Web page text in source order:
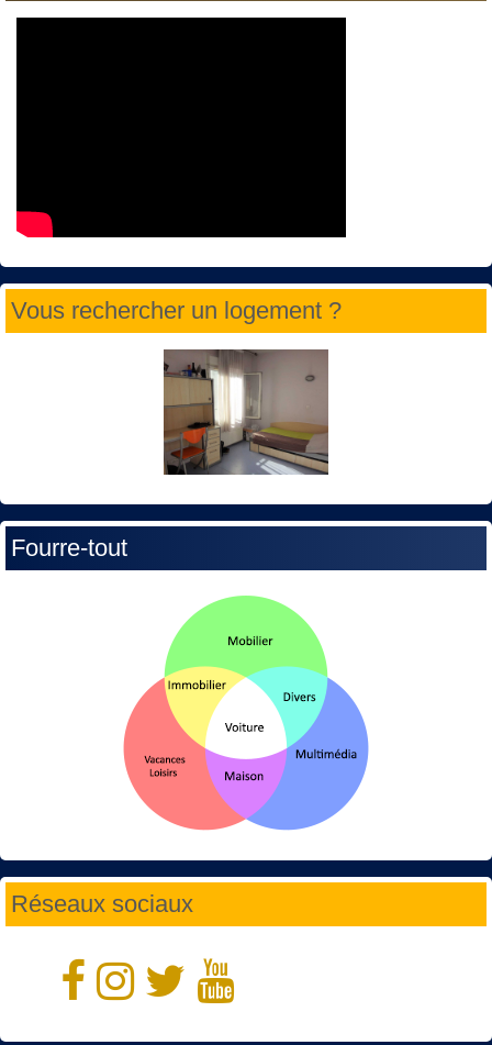
Vous rechercher un logement ?
Fourre-tout
Réseaux sociaux